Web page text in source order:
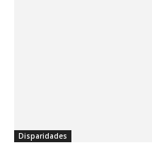
Disparidades